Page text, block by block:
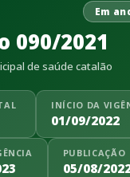
Em
090/2021
de saúde catalão
INÍCIO DA
01/09/2022
PUBLICAÇÃO
05/08/